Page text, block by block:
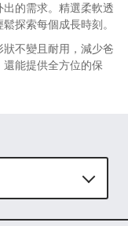
的需求。精選柔軟透
探索每個成長時刻。
不變且耐用，減少爸
能提供全方位的保